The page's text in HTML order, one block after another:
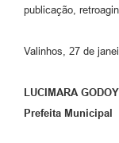
publicação,
Valinhos, 27 de
LUCIMARA
Prefeita Municipal